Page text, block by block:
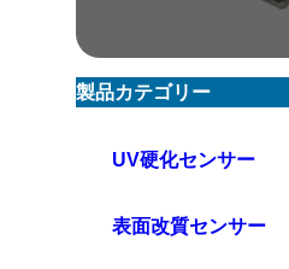
製品カテゴリー
UV硬化センサー
表面改質センサー